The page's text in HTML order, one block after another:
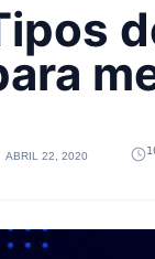
ABRIL 22, 2020